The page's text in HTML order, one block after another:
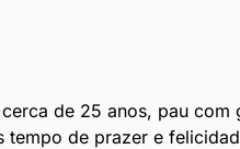
de 25 anos, pau
de prazer e